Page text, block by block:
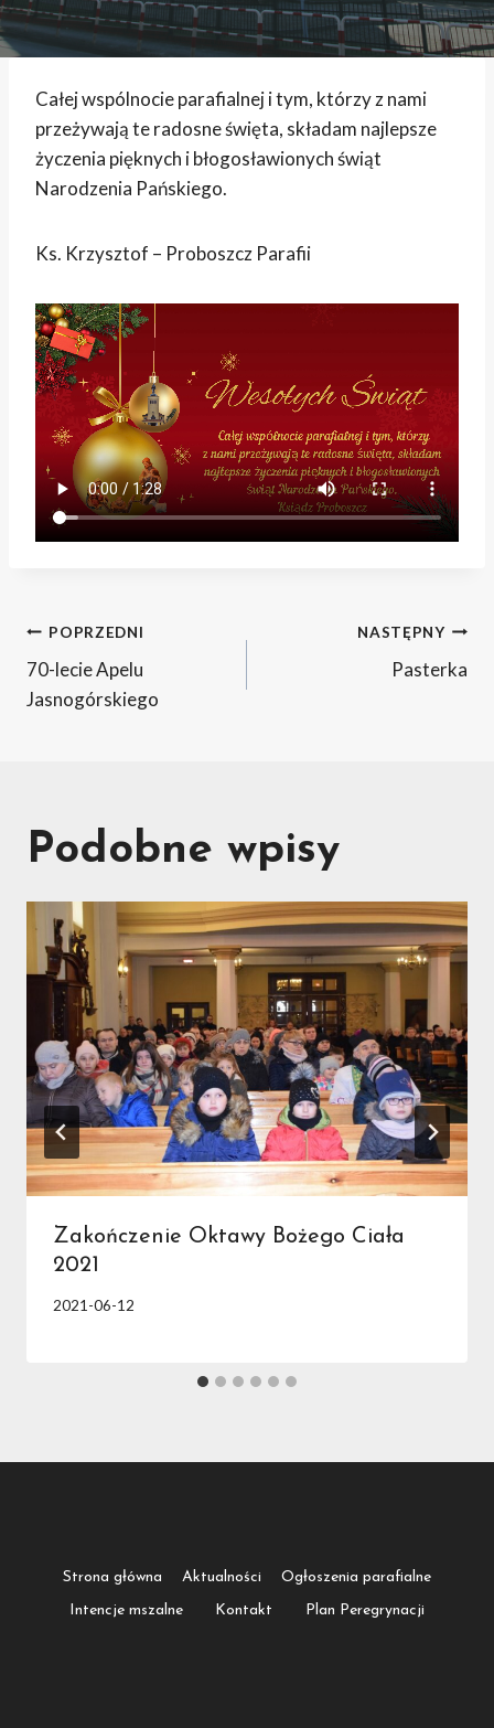
Całej wspólnocie parafialnej i tym, którzy z nami
przeżywają te radosne święta, składam najlepsze
życzenia pięknych i błogosławionych świąt
Narodzenia Pańskiego.
Ks. Krzysztof – Proboszcz Parafii
Nawigacja
wpisu
POPRZEDNI
70-lecie Apelu
Jasnogórskiego
NASTĘPNY
Pasterka
Podobne wpisy
Zakończenie Oktawy Bożego Ciała
2021
2021-06-12
Strona główna Aktualności Ogłoszenia parafialne
Intencje mszalne Kontakt Plan Peregrynacji